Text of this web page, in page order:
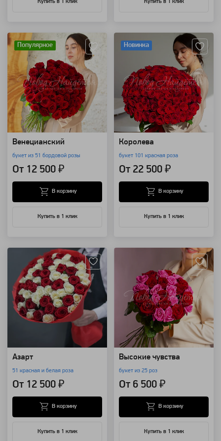
Купить в 1 клик Купить в 1 клик
Популярное
Венецианский
букет из 51 бордовой розы
От 12 500 ₽
Купить в 1 клик
В корзину
Новинка
Королева
букет 101 красная роза
От 22 500 ₽
Купить в 1 клик
В корзину
Азарт
51 красная и белая роза
От 12 500 ₽
Купить в 1 клик
В корзину
Высокие чувства
букет из 25 роз
От 6 500 ₽
Купить в 1 клик
В корзину